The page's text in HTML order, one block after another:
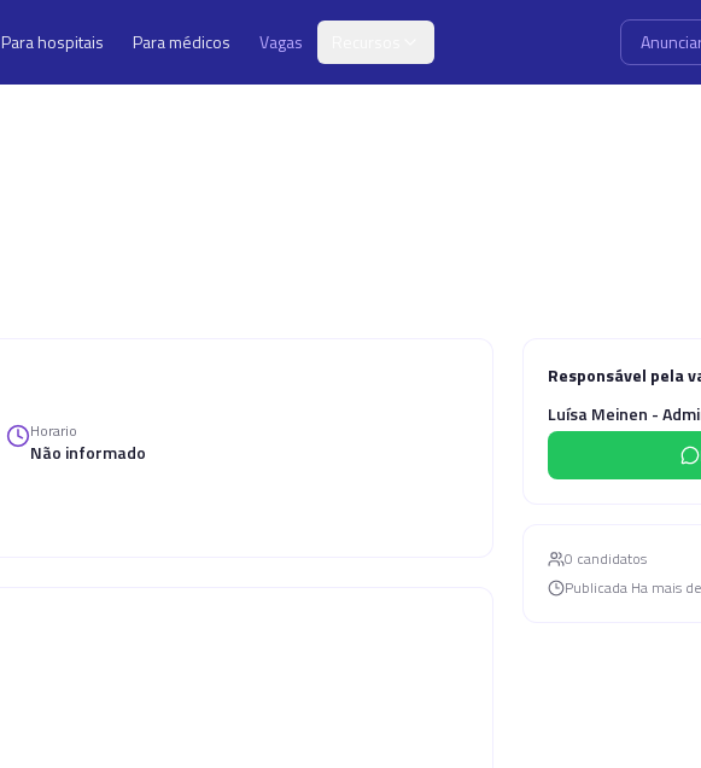
Para hospitais Para médicos Vagas
Horario
Não informado
Responsável pela
Luísa Meinen -
0 candidatos
Publicada Ha mais